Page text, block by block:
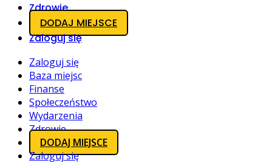
Zdrowie
DODAJ MIEJSCE
Zaloguj się
Zaloguj się
Baza miejsc
Finanse
Społeczeństwo
Wydarzenia
Zdrowie
DODAJ MIEJSCE
Zaloguj się